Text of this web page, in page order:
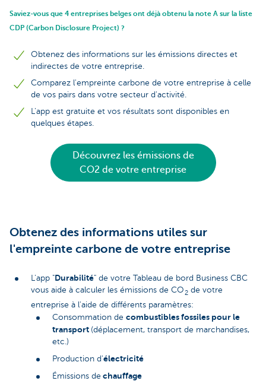
Saviez-vous que 4 entreprises belges ont déjà obtenu la note A sur la liste
CDP (Carbon Disclosure Project) ?
Obtenez des informations sur les émissions directes et
indirectes de votre entreprise.
Comparez l'empreinte carbone de votre entreprise à celle
de vos pairs dans votre secteur d'activité.
L'app est gratuite et vos résultats sont disponibles en
quelques étapes.
Découvrez les émissions de
CO2 de votre entreprise
Obtenez des informations utiles sur
l'empreinte carbone de votre entreprise
L'app "Durabilité" de votre Tableau de bord Business CBC
vous aide à calculer les émissions de CO2 de votre
entreprise à l'aide de différents paramètres:
Consommation de combustibles fossiles pour le
transport (déplacement, transport de marchandises,
etc.)
Production d'électricité
Émissions de chauffage